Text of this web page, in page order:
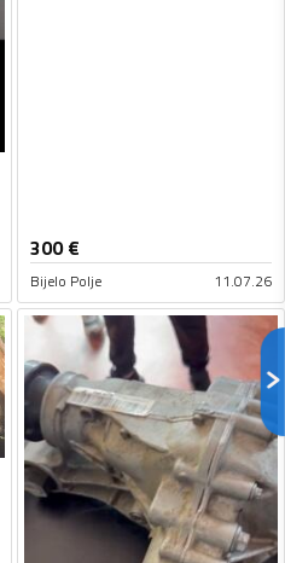
300€
Bijelo Polje 11.07.26